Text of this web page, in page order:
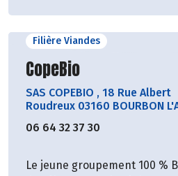
Filière Viandes
Découvrir le producteur
CopeBio
SAS COPEBIO , 18 Rue Albert
Roudreux 03160 BOURBON
06 64 32 37 30
Le jeune groupement 100 %